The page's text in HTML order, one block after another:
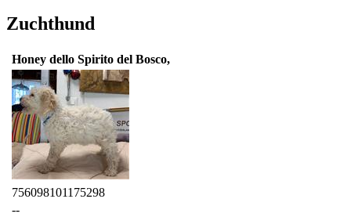
Zuchthund
Honey dello Spirito del Bosco,
756098101175298
--